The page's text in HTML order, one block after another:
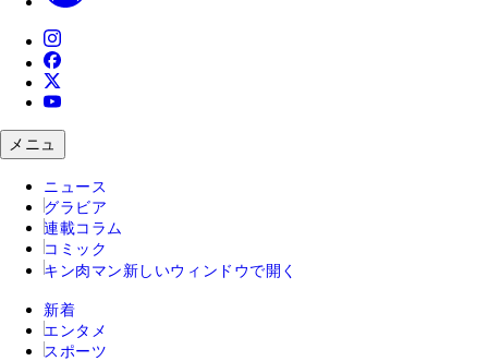
メニュ
ニュース
グラビア
連載コラム
コミック
キン肉マン 新しいウィンドウで開く
新着
エンタメ
スポーツ